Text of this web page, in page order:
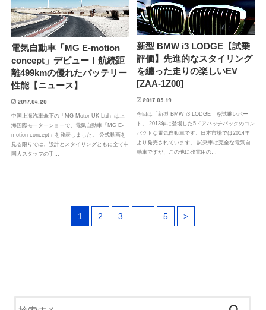
新型 BMW i3 LODGE【試乗
評価】先進的なスタイリング
を纏った走りの楽しいEV
[ZAA-1Z00]
2017.05.19
今回は「新型 BMW i3 LODGE」を試乗レポー
ト。 2013年に登場した5ドアハッチバックのコン
パクトな電気自動車です。日本市場では2014年
より発売されています。 試乗車は完全な電気自
動車ですが、この他に発電用の…
電気自動車「MG E-motion
concept」デビュー！航続距
離499kmの優れたバッテリー
性能【ニュース】
2017.04.20
中国上海汽車傘下の「MG Motor UK Ltd」は上
海国際モーターショーで、電気自動車「MG E-
motion concept」を発表しました。 公式動画を
見る限りでは、設計とスタイリングともに全て中
国人スタッフの手…
1 2 3 … 5 >